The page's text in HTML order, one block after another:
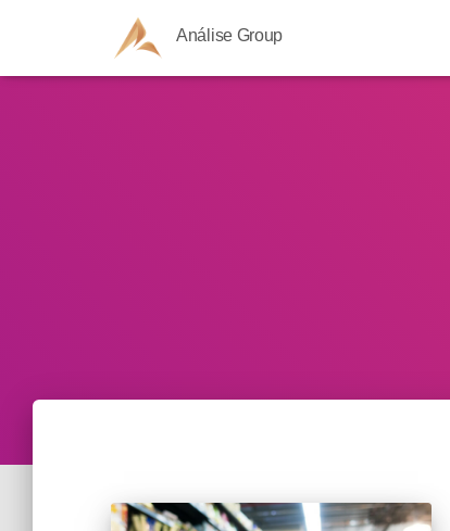
Análise Group